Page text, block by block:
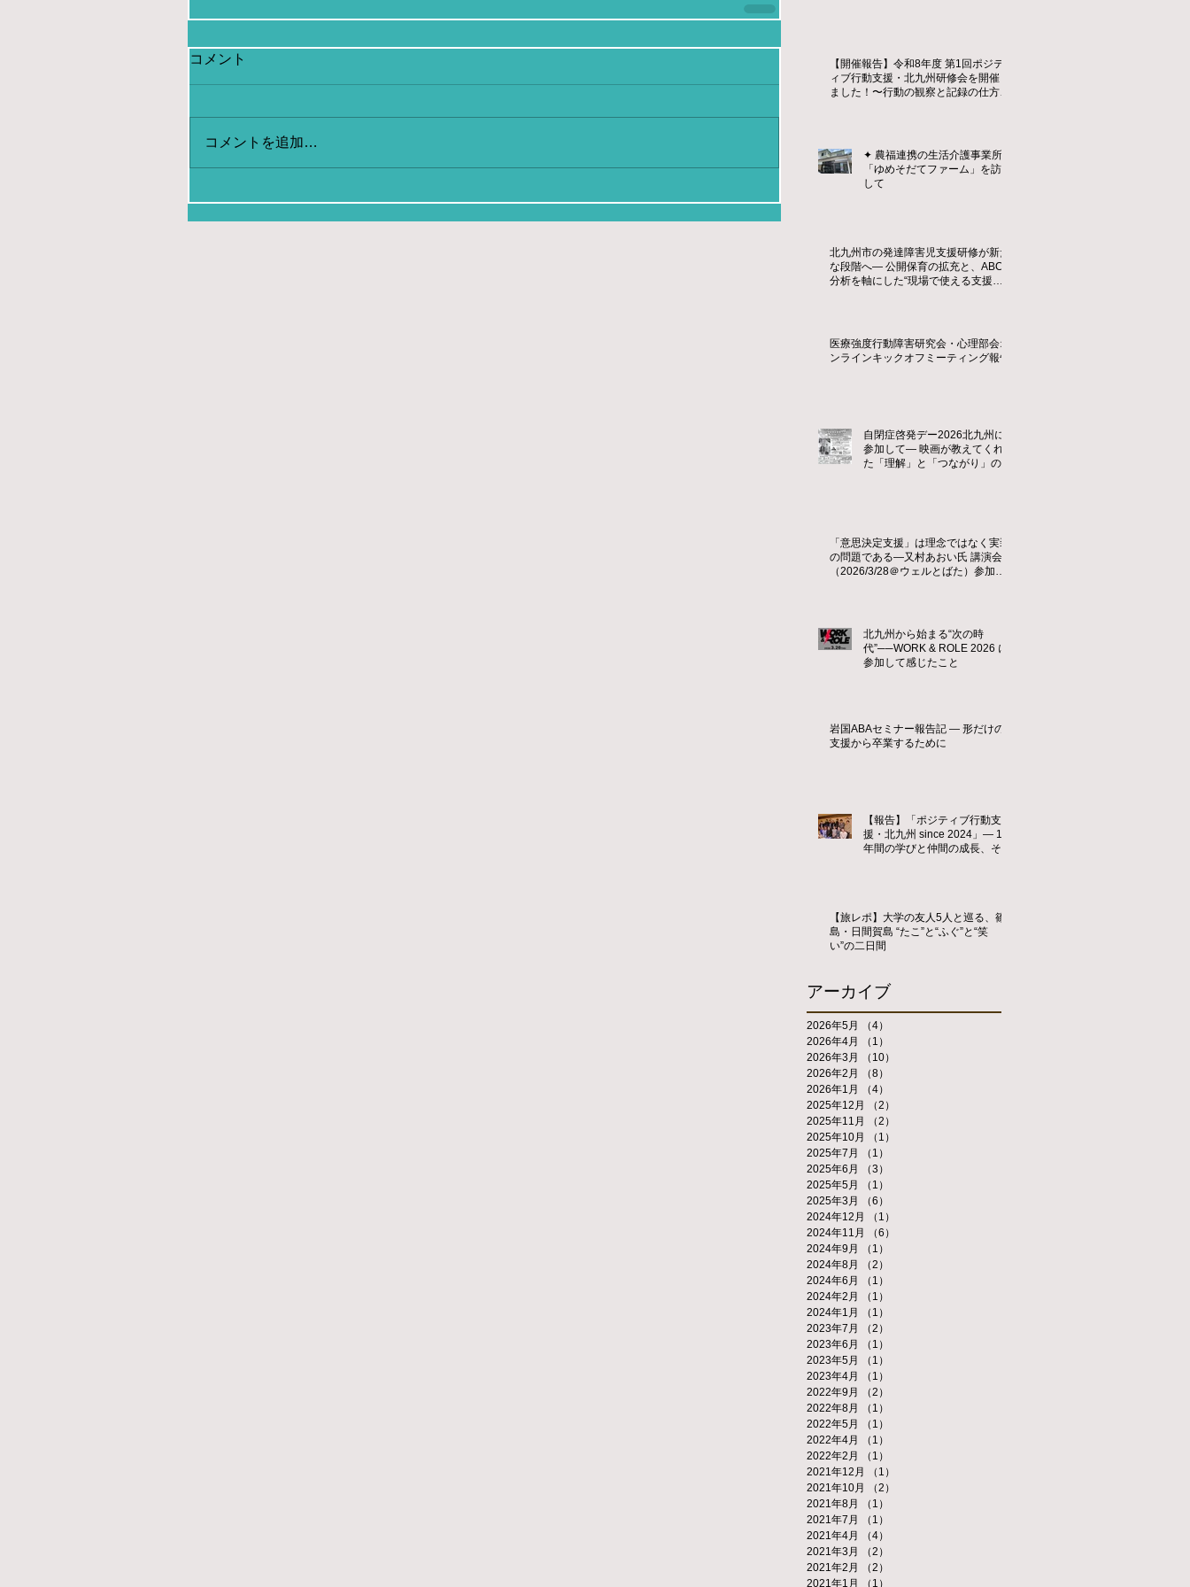
コメント
コメントを追加…
【開催報告】令和8年度 第1回ポジテ
ィブ行動支援・北九州研修会を開催し
ました！〜行動の観察と記録の仕方を
✦ 農福連携の生活介護事業所
「ゆめそだてファーム」を訪問
して
北九州市の発達障害児支援研修が新た
な段階へ― 公開保育の拡充と、ABC
分析を軸にした“現場で使える支援
医療強度行動障害研究会・心理部会オ
ンラインキックオフミーティング報告
自閉症啓発デー2026北九州に
参加して― 映画が教えてくれ
た「理解」と「つながり」の大
「意思決定支援」は理念ではなく実装
の問題である—又村あおい氏 講演会
（2026/3/28＠ウェルとばた）参加レ
北九州から始まる“次の時
代”──WORK & ROLE 2026 に
参加して感じたこと
岩国ABAセミナー報告記 ― 形だけの
支援から卒業するために
【報告】「ポジティブ行動支
援・北九州 since 2024」― 1
年間の学びと仲間の成長、そし
【旅レポ】大学の友人5人と巡る、篠
島・日間賀島 “たこ”と“ふぐ”と“笑
い”の二日間
アーカイブ
2026年5月 （4）
2026年4月
（1）
2026年3月
（10）
2026年2月
（8）
2026年1月
（4）
2025年12月
（2）
2025年11月
（2）
2025年10月
（1）
2025年7月
（1）
2025年6月
（3）
2025年5月
（1）
2025年3月
（6）
2024年12月
（1）
2024年11月
（6）
2024年9月
（1）
2024年8月
（2）
2024年6月
（1）
2024年2月
（1）
2024年1月
（1）
2023年7月
（2）
2023年6月
（1）
2023年5月
（1）
2023年4月
（1）
2022年9月
（2）
2022年8月
（1）
2022年5月
（1）
2022年4月
（1）
2022年2月
（1）
2021年12月
（1）
2021年10月
（2）
2021年8月
（1）
2021年7月
（1）
2021年4月
（4）
2021年3月
（2）
2021年2月
（2）
2021年1月
（1）